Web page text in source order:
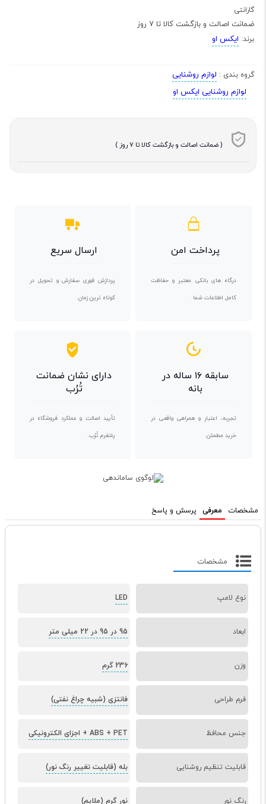
گارانتی
ضمانت اصالت و بازگشت کالا تا 7 روز
برند: ایکس او
گروه بندی : لوازم روشنایی
لوازم روشنایی ایکس او
( ضمانت اصالت و بازگشت کالا تا 7 روز )
پرداخت امن
درگاه های بانکی معتبر و حفاظت
کامل اطلاعات شما.
ارسال سریع
پردازش فوری سفارش و تحویل در
کوتاه ترین زمان.
سابقه ۱۶ ساله در
بانه
تجربه، اعتبار و همراهی واقعی در
خرید مطمئن.
دارای نشان ضمانت
تُرُب
تأیید اصالت و عملکرد فروشگاه در
پلتفرم تُرُب.
مشخصات معرفی پرسش و پاسخ
مشخصات
نوع لامپ LED
ابعاد 95 در 95 در 22 میلی متر
وزن 236 گرم
فرم طراحی فانتزی (شبیه چراغ نفتی)
جنس محافظ ABS + PET + اجزای الکترونیکی
قابلیت تنظیم روشنایی بله (قابلیت تغییر رنگ نور)
رنگ نور نور گرم (ملایم)